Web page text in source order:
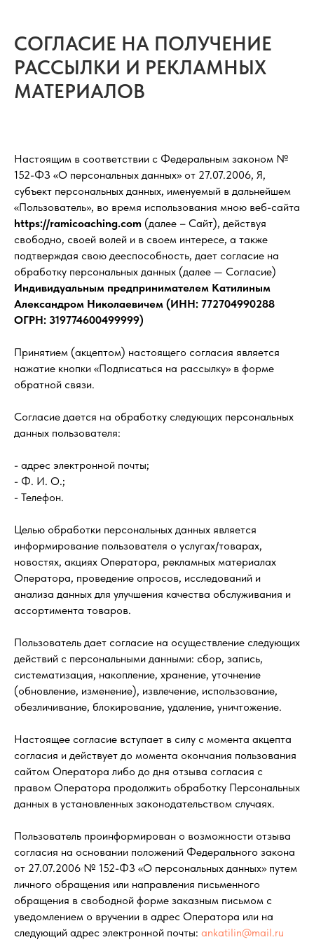
СОГЛАСИЕ НА ПОЛУЧЕНИЕ
РАССЫЛКИ И РЕКЛАМНЫХ
МАТЕРИАЛОВ
Настоящим в соответствии с Федеральным законом №
152-ФЗ «О персональных данных» от 27.07.2006, Я,
субъект персональных данных, именуемый в дальнейшем
«Пользователь», во время использования мною веб-сайта
https://ramicoaching.com (далее – Сайт), действуя
свободно, своей волей и в своем интересе, а также
подтверждая свою дееспособность, дает согласие на
обработку персональных данных (далее — Согласие)
Индивидуальным предпринимателем Катилиным
Александром Николаевичем (ИНН: 772704990288
ОГРН: 319774600499999)
Принятием (акцептом) настоящего согласия является
нажатие кнопки «Подписаться на рассылку» в форме
обратной связи.
Согласие дается на обработку следующих персональных
данных пользователя:
- адрес электронной почты;
- Ф. И. О.;
- Телефон.
Целью обработки персональных данных является
информирование пользователя о услугах/товарах,
новостях, акциях Оператора, рекламных материалах
Оператора, проведение опросов, исследований и
анализа данных для улучшения качества обслуживания и
ассортимента товаров.
Пользователь дает согласие на осуществление следующих
действий с персональными данными: сбор, запись,
систематизация, накопление, хранение, уточнение
(обновление, изменение), извлечение, использование,
обезличивание, блокирование, удаление, уничтожение.
Настоящее согласие вступает в силу с момента акцепта
согласия и действует до момента окончания пользования
сайтом Оператора либо до дня отзыва согласия с
правом Оператора продолжить обработку Персональных
данных в установленных законодательством случаях.
Пользователь проинформирован о возможности отзыва
согласия на основании положений Федерального закона
от 27.07.2006 № 152-ФЗ «О персональных данных» путем
личного обращения или направления письменного
обращения в свободной форме заказным письмом с
уведомлением о вручении в адрес Оператора или на
следующий адрес электронной почты: ankatilin@mail.ru